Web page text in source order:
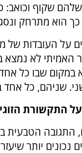
שלהם שקוף
הוא מתרחק
על העובדות של
האמיתי לא נמצא
במקום שבו כל
שניהם, כל אחד
התקשורת
התגובה הטבעית
יותר